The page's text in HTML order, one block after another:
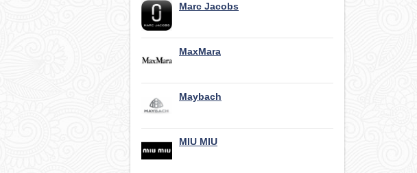
Marc Jacobs
MaxMara
Maybach
MIU MIU